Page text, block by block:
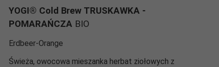
YOGI® Cold Brew TRUSKAWKA -
POMARAŃCZA BIO
Erdbeer-Orange
Świeża, owocowa mieszanka herbat ziołowych z